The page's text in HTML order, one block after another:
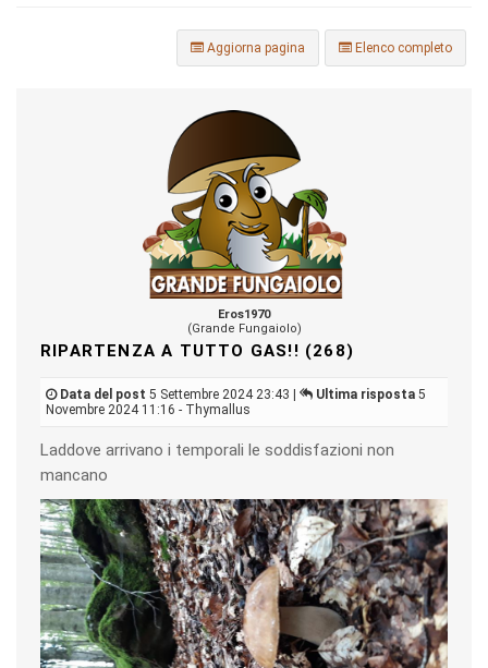
Elenco completo
Aggiorna pagina
Eros1970
(Grande Fungaiolo)
RIPARTENZA A TUTTO GAS!! (268)
Data del post 5 Settembre 2024 23:43 | Ultima risposta 5
Novembre 2024 11:16 - Thymallus
Laddove arrivano i temporali le soddisfazioni non
mancano